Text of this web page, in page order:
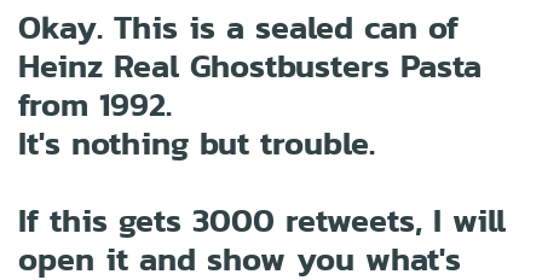
Okay. This is a sealed can of
Heinz Real Ghostbusters Pasta
from 1992.
It's nothing but trouble.
If this gets 3000 retweets, I will
open it and show you what's